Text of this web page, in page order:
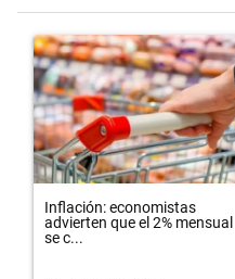
Un artículo de tendencia con
Inflación: economistas
advierten que el 2% mensual
se c...